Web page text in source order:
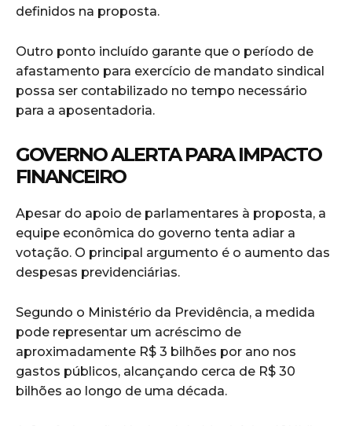
definidos na proposta.
Outro ponto incluído garante que o período de
afastamento para exercício de mandato sindical
possa ser contabilizado no tempo necessário
para a aposentadoria.
GOVERNO ALERTA PARA IMPACTO
FINANCEIRO
Apesar do apoio de parlamentares à proposta, a
equipe econômica do governo tenta adiar a
votação. O principal argumento é o aumento das
despesas previdenciárias.
Segundo o Ministério da Previdência, a medida
pode representar um acréscimo de
aproximadamente R$ 3 bilhões por ano nos
gastos públicos, alcançando cerca de R$ 30
bilhões ao longo de uma década.